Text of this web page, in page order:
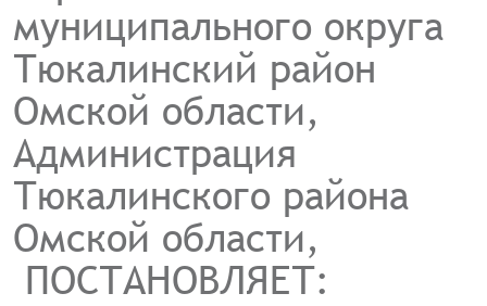
муниципального округа
Тюкалинский район
Омской области,
Администрация
Тюкалинского района
Омской области,
ПОСТАНОВЛЯЕТ: